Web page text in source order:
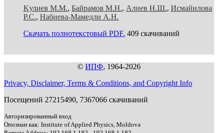
Kулиев М.M., Байрамов М.Н., Алиев Н.Ш., Исмайилова
Р.С., Набиева-Мамедли А.Н.
Скачать полнотекстовый PDF. 409 скачиваний
© ИПФ, 1964-2026
Privacy, Disclaimer, Terms & Conditions, and Copyright Info
Посещений 27215490, 7367066 скачиваний
Авторизированный вход
Опознан как: Institute of Applied Physics, Moldova